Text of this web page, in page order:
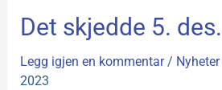
Det skjedde 5. des.
Legg igjen en kommentar / Nyheter
2023
Det
skjedde
5.
des.